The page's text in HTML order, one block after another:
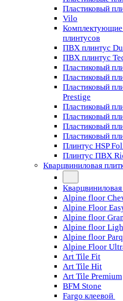
Пластиковый
Vilo
Комплектующие
плинтусов
ПВХ плинтус
ПВХ плинтус
Пластиковый
Пластиковый
Пластиковый
Prestige
Пластиковый
Пластиковый
Пластиковый
Пластиковый
Плинтус HSP
Плинтус ПВХ
Кварцвиниловая
Alpine floor
Alpine Floor
Alpine floor
Alpine floor
Alpine floor
Alpine Floor
Art Tile Fit
Art Tile Hit
Art Tile Premium
BFM Stone
Fargo клеевой